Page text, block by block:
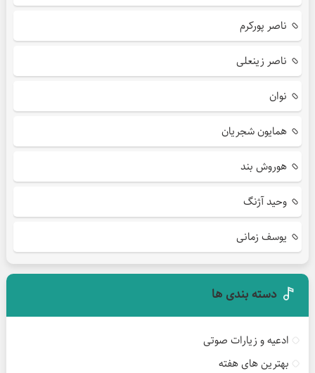
ناصر پورکرم
ناصر زینعلی
نوان
همایون شجریان
هوروش بند
وحید آژنگ
یوسف زمانی
دسته بندی ها
ادعیه و زیارات صوتی
بهترین های هفته